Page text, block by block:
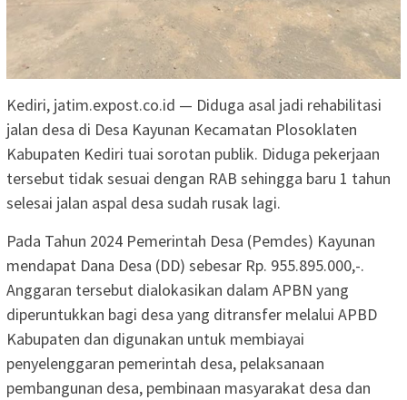
Kediri, jatim.expost.co.id — Diduga asal jadi rehabilitasi
jalan desa di Desa Kayunan Kecamatan Plosoklaten
Kabupaten Kediri tuai sorotan publik. Diduga pekerjaan
tersebut tidak sesuai dengan RAB sehingga baru 1 tahun
selesai jalan aspal desa sudah rusak lagi.
Pada Tahun 2024 Pemerintah Desa (Pemdes) Kayunan
mendapat Dana Desa (DD) sebesar Rp. 955.895.000,-.
Anggaran tersebut dialokasikan dalam APBN yang
diperuntukkan bagi desa yang ditransfer melalui APBD
Kabupaten dan digunakan untuk membiayai
penyelenggaran pemerintah desa, pelaksanaan
pembangunan desa, pembinaan masyarakat desa dan